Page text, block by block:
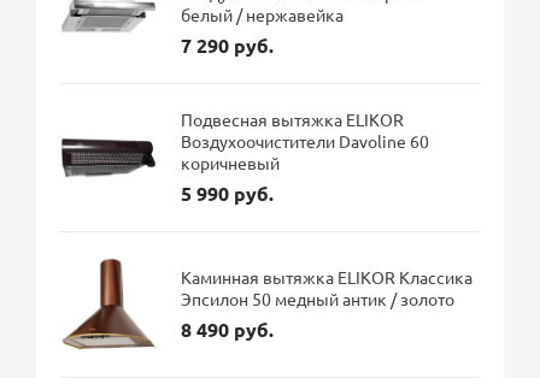
белый / нержавейка
7 290 руб.
Подвесная вытяжка ELIKOR
Воздухоочистители Davoline 60
коричневый
5 990 руб.
Каминная вытяжка ELIKOR Классика
Эпсилон 50 медный антик / золото
8 490 руб.